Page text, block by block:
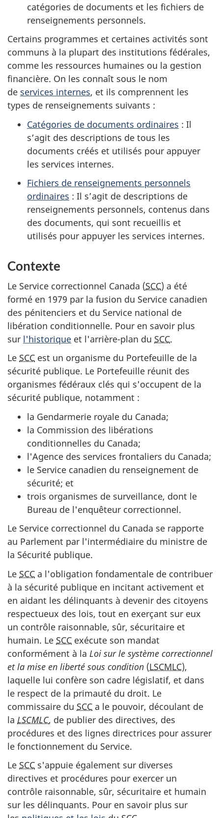
catégories de documents et les fichiers de
renseignements personnels.
Certains programmes et certaines activités sont
communs à la plupart des institutions fédérales,
comme les ressources humaines ou la gestion
financière. On les connaît sous le nom
de services internes, et ils comprennent les
types de renseignements suivants :
Catégories de documents ordinaires : Il
s’agit des descriptions de tous les
documents créés et utilisés pour appuyer
les services internes.
Fichiers de renseignements personnels
ordinaires : Il s’agit de descriptions de
renseignements personnels, contenus dans
des documents, qui sont recueillis et
utilisés pour appuyer les services internes.
Contexte
Le Service correctionnel Canada (SCC) a été
formé en 1979 par la fusion du Service canadien
des pénitenciers et du Service national de
libération conditionnelle. Pour en savoir plus
sur l'historique et l'arrière-plan du SCC.
Le SCC est un organisme du Portefeuille de la
sécurité publique. Le Portefeuille réunit des
organismes fédéraux clés qui s'occupent de la
sécurité publique, notamment :
la Gendarmerie royale du Canada;
la Commission des libérations
conditionnelles du Canada;
l'Agence des services frontaliers du Canada;
le Service canadien du renseignement de
sécurité; et
trois organismes de surveillance, dont le
Bureau de l'enquêteur correctionnel.
Le Service correctionnel du Canada se rapporte
au Parlement par l'intermédiaire du ministre de
la Sécurité publique.
Le SCC a l'obligation fondamentale de contribuer
à la sécurité publique en incitant activement et
en aidant les délinquants à devenir des citoyens
respectueux des lois, tout en exerçant sur eux
un contrôle raisonnable, sûr, sécuritaire et
humain. Le SCC exécute son mandat
conformément à la Loi sur le système correctionnel
et la mise en liberté sous condition (LSCMLC),
laquelle lui confère son cadre législatif, et dans
le respect de la primauté du droit. Le
commissaire du SCC a le pouvoir, découlant de
la LSCMLC, de publier des directives, des
procédures et des lignes directrices pour assurer
le fonctionnement du Service.
Le SCC s'appuie également sur diverses
directives et procédures pour exercer un
contrôle raisonnable, sûr, sécuritaire et humain
sur les délinquants. Pour en savoir plus sur